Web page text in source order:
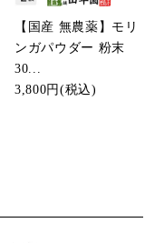
【国産 無農薬】モリ
ンガパウダー 粉末
30...
3,800円(税込)